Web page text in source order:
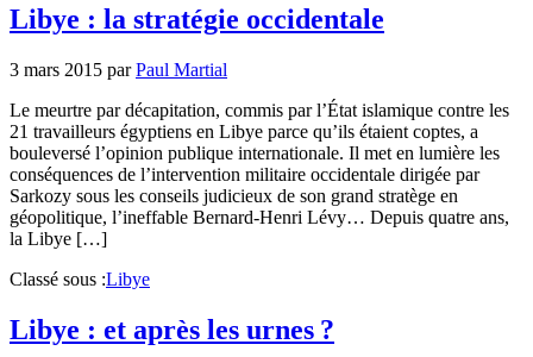
Libye : la stratégie occidentale
3 mars 2015 parPaul Martial
Le meurtre par décapitation, commis par l’État islamique contre les
21 travailleurs égyptiens en Libye parce qu’ils étaient coptes, a
bouleversé l’opinion publique internationale. Il met en lumière les
conséquences de l’intervention militaire occidentale dirigée par
Sarkozy sous les conseils judicieux de son grand stratège en
géopolitique, l’ineffable Bernard-Henri Lévy… Depuis quatre ans,
la Libye […]
Classé sous :Libye
Libye : et après les urnes ?